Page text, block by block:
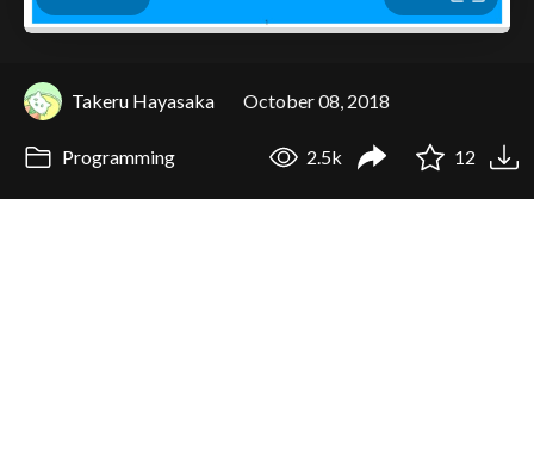
Takeru Hayasaka October 08, 2018
Programming 2.5k 12